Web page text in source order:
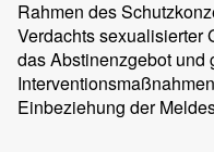
Rahmen des
Verdachts sexualisierter
das Abstinenzgebot und
Einbeziehung der